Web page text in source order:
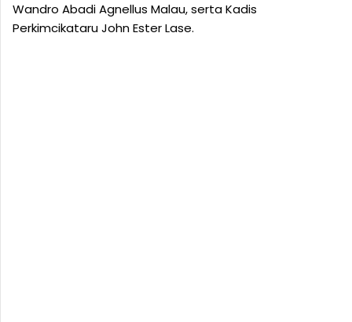
Wandro Abadi Agnellus Malau, serta Kadis
Perkimcikataru John Ester Lase.